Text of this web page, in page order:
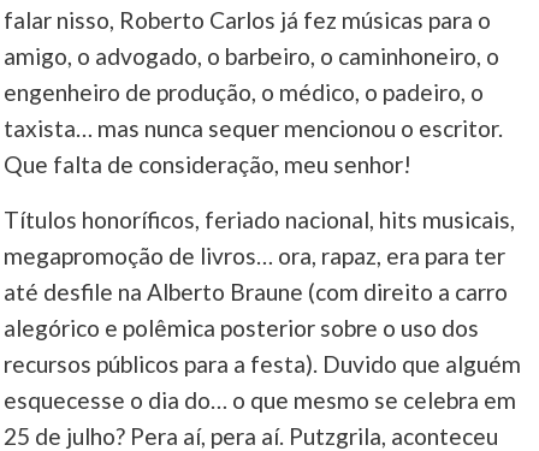
falar nisso, Roberto Carlos já fez músicas para o
amigo, o advogado, o barbeiro, o caminhoneiro, o
engenheiro de produção, o médico, o padeiro, o
taxista… mas nunca sequer mencionou o escritor.
Que falta de consideração, meu senhor!
Títulos honoríficos, feriado nacional, hits musicais,
megapromoção de livros… ora, rapaz, era para ter
até desfile na Alberto Braune (com direito a carro
alegórico e polêmica posterior sobre o uso dos
recursos públicos para a festa). Duvido que alguém
esquecesse o dia do… o que mesmo se celebra em
25 de julho? Pera aí, pera aí. Putzgrila, aconteceu